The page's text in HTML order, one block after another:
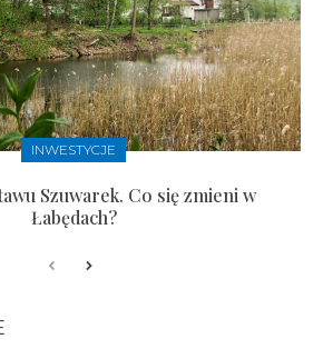
INWESTYCJE
Szuwarek. Co się zmieni w
Łabędach?